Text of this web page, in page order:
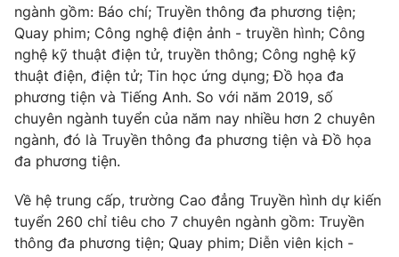
Góc doanh nghiệp
Truyền hình
Phim VTV
Hậu trường
Nhân vật
Khán giả
Giải sao mai
Giải trí
Điện ảnh
Âm nhạc
Đời sống
Du lịch
Làm đẹp
Chất lượng cuộc sống
Giáo dục
Tuyển sinh
Học trực tuyến
Công nghệ
ngành gồm: Báo chí; Truyền thông đa phương tiện;
Quay phim; Công nghệ điện ảnh - truyền hình; Công
nghệ kỹ thuật điện tử, truyền thông; Công nghệ kỹ
thuật điện, điện tử; Tin học ứng dụng; Đồ họa đa
phương tiện và Tiếng Anh. So với năm 2019, số
chuyên ngành tuyển của năm nay nhiều hơn 2 chuyên
ngành, đó là Truyền thông đa phương tiện và Đồ họa
đa phương tiện.
Về hệ trung cấp, trường Cao đẳng Truyền hình dự kiến
tuyển 260 chỉ tiêu cho 7 chuyên ngành gồm: Truyền
thông đa phương tiện; Quay phim; Diễn viên kịch -